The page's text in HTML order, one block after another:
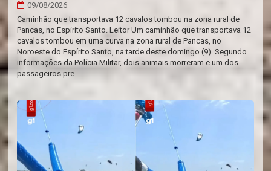
09/08/2026
Caminhão que transportava 12 cavalos tombou na zona rural de
Pancas, no Espírito Santo. Leitor Um caminhão que transportava 12
cavalos tombou em uma curva na zona rural de Pancas, no
Noroeste do Espírito Santo, na tarde deste domingo (9). Segundo
informações da Polícia Militar, dois animais morreram e um dos
passageiros pre...